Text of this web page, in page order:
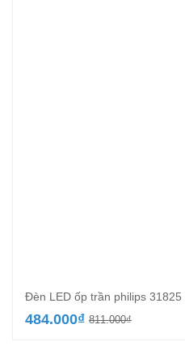
Đèn LED ốp trần philips 31825
811.000₫Giá
484.000₫
Giá